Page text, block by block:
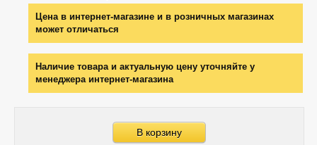
Цена в интернет-магазине и в розничных магазинах
может отличаться
Наличие товара и актуальную цену уточняйте у
менеджера интернет-магазина
В корзину